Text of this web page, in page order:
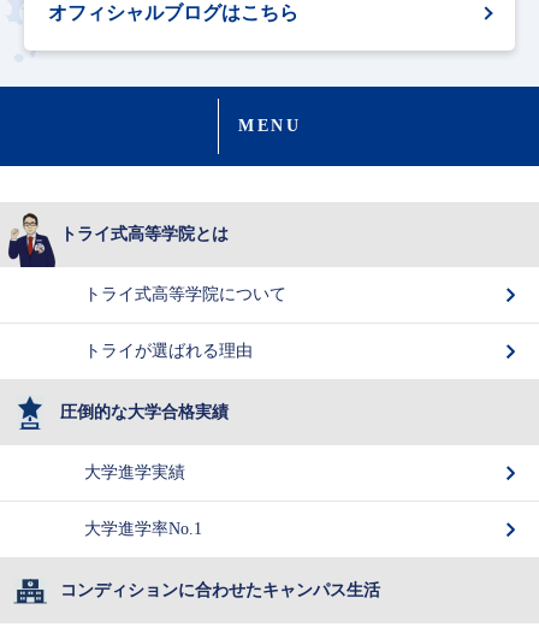
オフィシャルブログはこちら
MENU
トライ式高等学院とは
トライ式高等学院について
トライが選ばれる理由
圧倒的な大学合格実績
大学進学実績
大学進学率No.1
コンディションに合わせたキャンパス生活